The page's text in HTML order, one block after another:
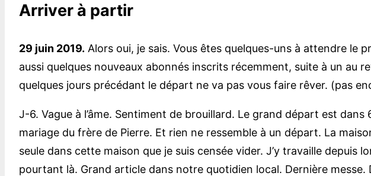
Arriver à partir
29 juin 2019. Alors oui, je sais. Vous êtes quelques-uns à attendre
aussi quelques nouveaux abonnés inscrits récemment, suite à un au
quelques jours précédant le départ ne va pas vous faire rêver. (pas
J-6. Vague à l’âme. Sentiment de brouillard. Le grand départ est
mariage du frère de Pierre. Et rien ne ressemble à un départ. La
seule dans cette maison que je suis censée vider. J’y travaille depuis
pourtant là. Grand article dans notre quotidien local. Dernière